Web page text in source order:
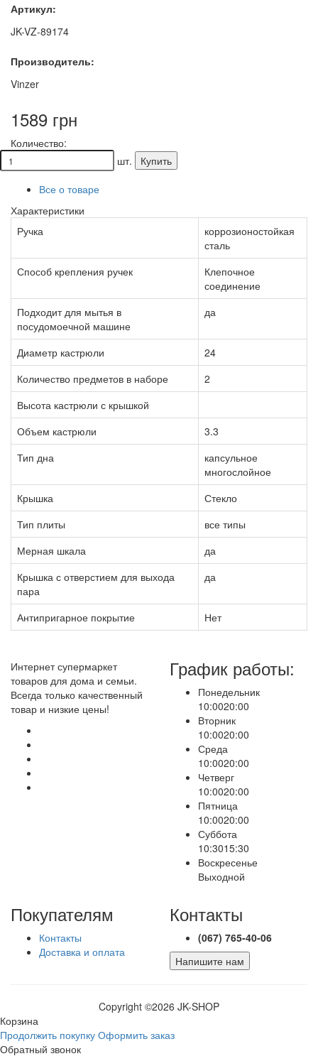
Артикул:
JK-VZ-89174
Производитель:
Vinzer
1589 грн
Количество:
шт.
Купить
Все о товаре
Характеристики
Ручка
коррозионостойкая
сталь
Способ крепления ручек
Клепочное
соединение
Подходит для мытья в
посудомоечной машине
да
Диаметр кастрюли
24
Количество предметов в наборе
2
Высота кастрюли с крышкой
Объем кастрюли
3.3
Тип дна
капсульное
многослойное
Крышка
Стекло
Тип плиты
все типы
Мерная шкала
да
Крышка с отверстием для выхода
пара
да
Антипригарное покрытие Нет
Интернет супермаркет
товаров для дома и семьи.
Всегда только качественный
товар и низкие цены!
График работы:
Понедельник
10:0020:00
Вторник
10:0020:00
Среда
10:0020:00
Четверг
10:0020:00
Пятница
10:0020:00
Суббота
10:3015:30
Воскресенье
Выходной
Покупателям
Контакты
Доставка и оплата
Контакты
(067) 765-40-06
Напишите нам
Copyright ©2026 JK-SHOP
Корзина
Продолжить покупку Оформить заказ
Обратный звонок